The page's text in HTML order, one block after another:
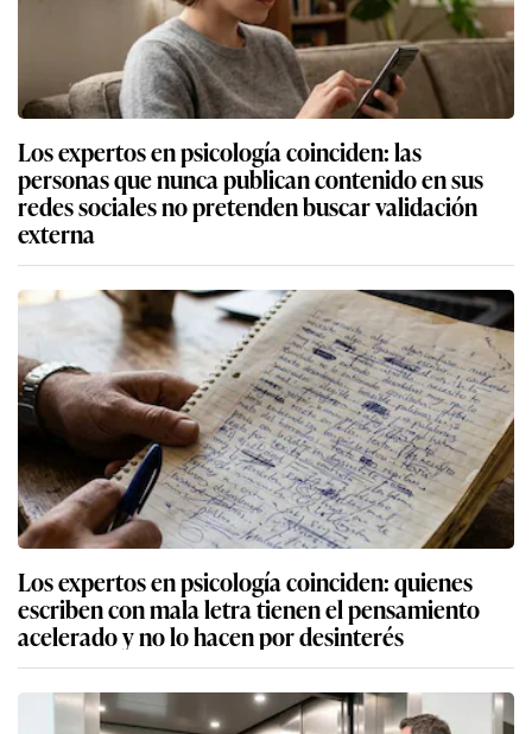
Los expertos en psicología coinciden: las
personas que nunca publican contenido en sus
redes sociales no pretenden buscar validación
externa
Los expertos en psicología coinciden: quienes
escriben con mala letra tienen el pensamiento
acelerado y no lo hacen por desinterés